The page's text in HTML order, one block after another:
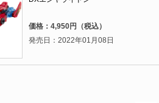
価格：4,950円（税込）
発売日：2022年01月08日